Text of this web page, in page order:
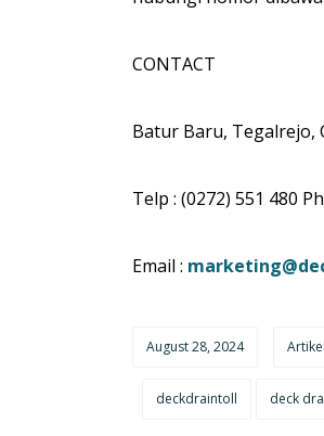
CONTACT
Batur Baru, Tegalrejo,
Telp : (0272) 551 480
Email :
August 28, 2024 Artikel
deck
deckdraintoll